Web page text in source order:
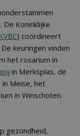
Koninklijke
) coördineert
keuringen vinden
het rosarium in
in Merksplas, de
in Meise, het
in Winschoten.
gezondheid,